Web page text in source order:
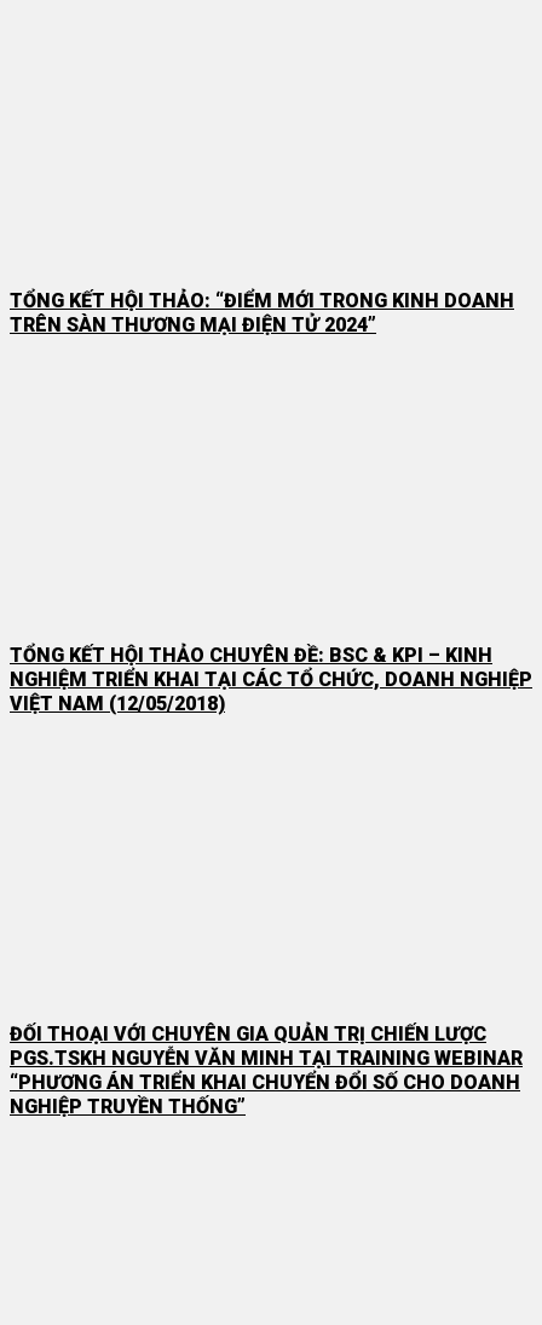
TỔNG KẾT HỘI THẢO: “ĐIỂM MỚI TRONG KINH DOANH
TRÊN SÀN THƯƠNG MẠI ĐIỆN TỬ 2024”
TỔNG KẾT HỘI THẢO CHUYÊN ĐỀ: BSC & KPI – KINH
NGHIỆM TRIỂN KHAI TẠI CÁC TỔ CHỨC, DOANH NGHIỆP
VIỆT NAM (12/05/2018)
ĐỐI THOẠI VỚI CHUYÊN GIA QUẢN TRỊ CHIẾN LƯỢC
PGS.TSKH NGUYỄN VĂN MINH TẠI TRAINING WEBINAR
“PHƯƠNG ÁN TRIỂN KHAI CHUYỂN ĐỔI SỐ CHO DOANH
NGHIỆP TRUYỀN THỐNG”